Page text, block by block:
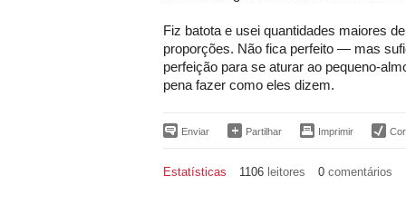
Fiz batota e usei quantidades maiores
proporções. Não fica perfeito — mas
perfeição para se aturar ao pequeno-
pena fazer como eles dizem.
Enviar Partilhar Imprimir
Estatísticas 1106 leitores 0 comentários